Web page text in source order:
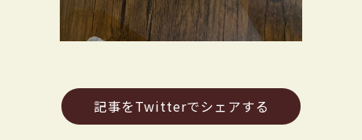
記事をTwitterでシェアする